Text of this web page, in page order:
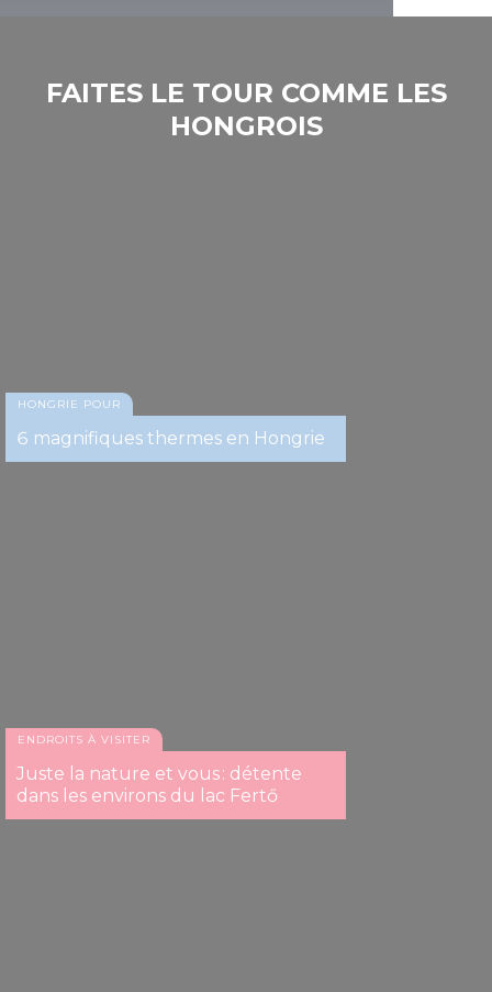
FAITES LE TOUR COMME LES
HONGROIS
HONGRIE POUR
6 magnifiques thermes en Hongrie
ENDROITS À VISITER
Juste la nature et vous : détente
dans les environs du lac Fertő